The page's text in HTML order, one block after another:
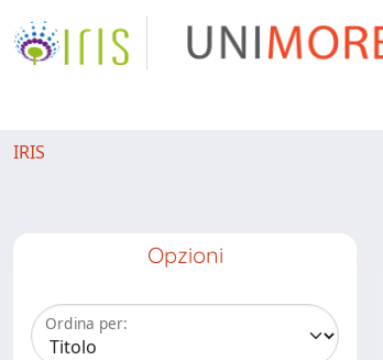
IRIS
Opzioni
Ordina per: